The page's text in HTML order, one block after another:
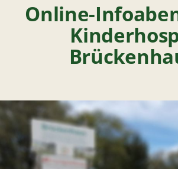
So helfen wir
Spenden & Helfen
Online-